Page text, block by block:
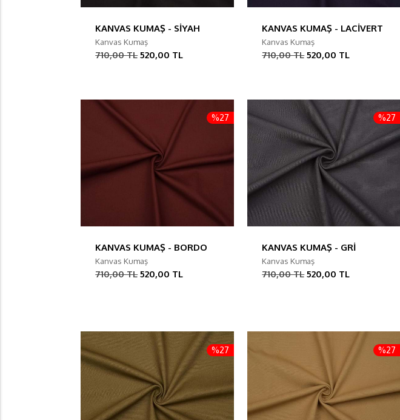
KANVAS KUMAŞ - SİYAH
Kanvas Kumaş
710,00 TL 520,00 TL
KANVAS KUMAŞ - LACİVERT
Kanvas Kumaş
710,00 TL 520,00 TL
%27
KANVAS KUMAŞ - BORDO
Kanvas Kumaş
710,00 TL 520,00 TL
%27
KANVAS KUMAŞ - GRİ
Kanvas Kumaş
710,00 TL 520,00 TL
%27 %27